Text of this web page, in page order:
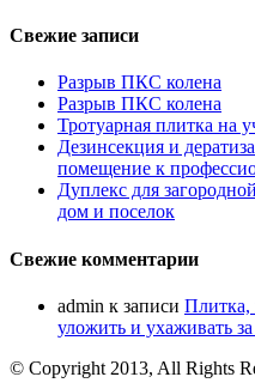
Свежие записи
Разрыв ПКС колена
Разрыв ПКС колена
Тротуарная плитка на
Дезинсекция и
помещение к
Дуплекс для
дом и поселок
Свежие комментарии
admin к записи Плитка,
уложить и ухаживать
© Copyright 2013, All Rights